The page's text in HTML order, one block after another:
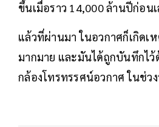
ขึ้นเมื่อราว 14,000 ล้านปีก่อนเ
แล้วที่ผ่านมา ในอวกาศก็เกิดเ
มากมาย และมันได้ถูกบันทึกไว้
กล้องโทรทรรศน์อวกาศ ในช่